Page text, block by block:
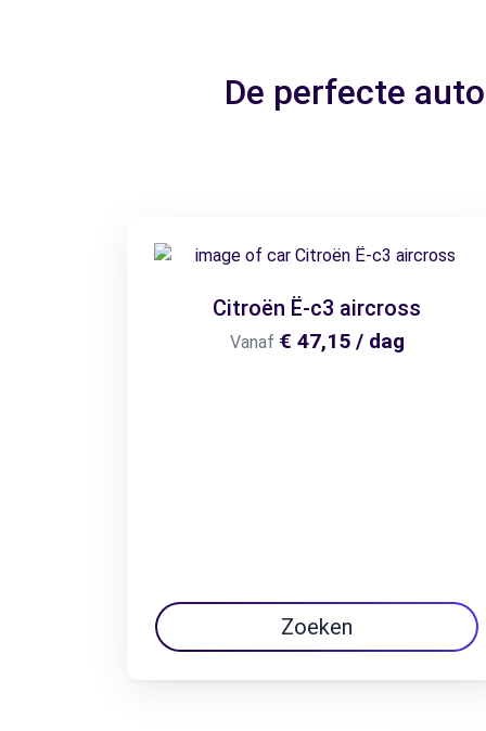
De perfecte
Citroën Ë-c3 aircross
Vanaf € 47,15 / dag
Zoeken